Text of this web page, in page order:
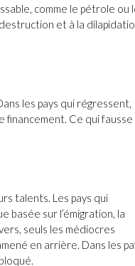
comme le pétrole ou
et à la
les pays qui régressent,
financement. Ce qui fausse
talents. Les pays qui
basée sur l’émigration, la
seuls les médiocres
en arrière. Dans les